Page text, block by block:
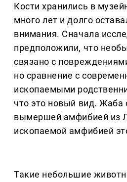
Кости хранились в
много лет и долго
внимания. Сначала
предположили, что
связано с
но сравнение с
ископаемыми
что это новый вид. Жаба
вымершей амфибией из
ископаемой амфибией
Такие небольшие